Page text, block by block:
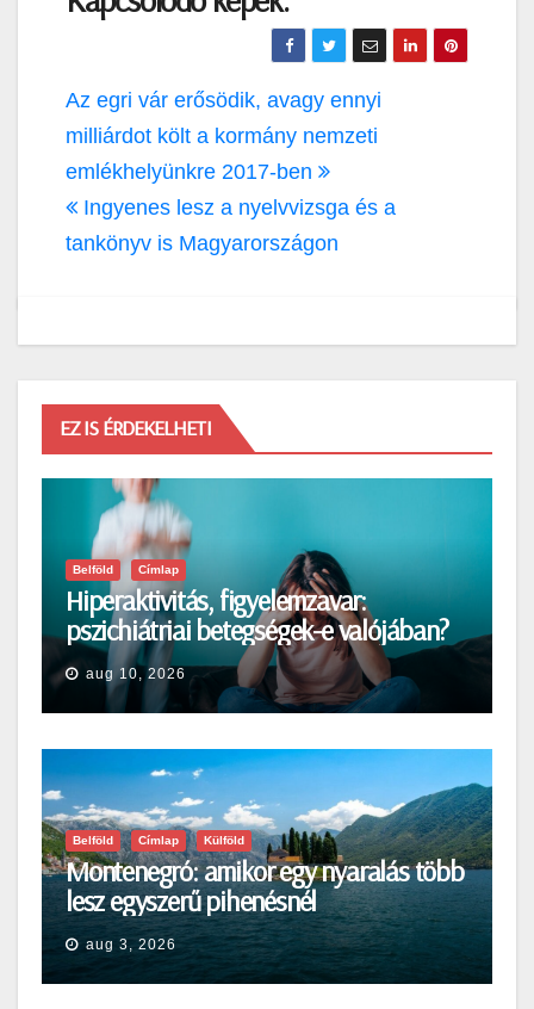
Bejegyzés
navigáció
Az egri vár erősödik, avagy ennyi
milliárdot költ a kormány nemzeti
emlékhelyünkre 2017-ben
Ingyenes lesz a nyelvvizsga és a
tankönyv is Magyarországon
EZ IS ÉRDEKELHETI
Belföld Címlap
Hiperaktivitás, figyelemzavar:
pszichiátriai betegségek-e valójában?
aug 10, 2026
Belföld Címlap Külföld
Montenegró: amikor egy nyaralás több
lesz egyszerű pihenésnél
aug 3, 2026